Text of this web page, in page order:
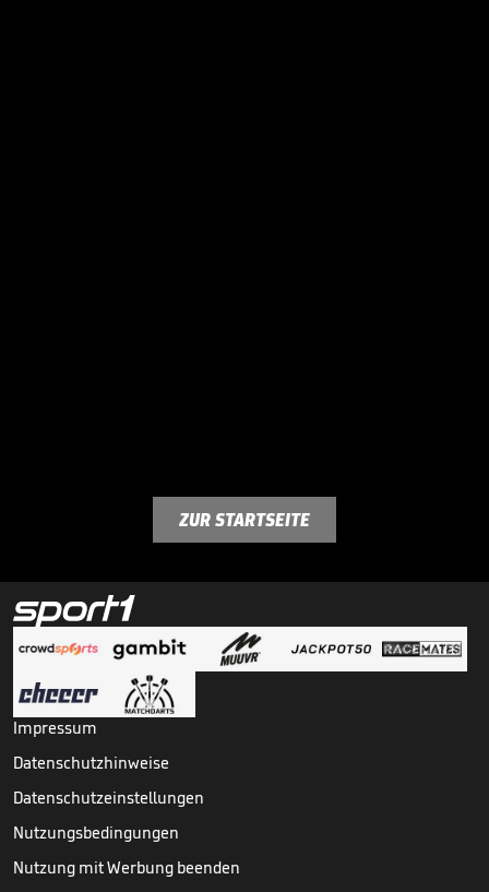
ZUR STARTSEITE
Impressum
Datenschutzhinweise
Datenschutzeinstellungen
Nutzungsbedingungen
Nutzung mit Werbung beenden